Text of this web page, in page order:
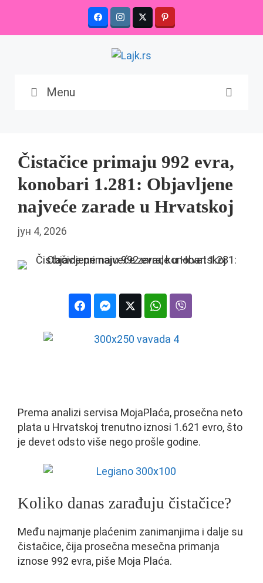
content
Menu
Čistačice primaju 992 evra,
konobari 1.281: Objavljene
najveće zarade u Hrvatskoj
јун 4, 2026
Prema analizi servisa MojaPlaća, prosečna neto
plata u Hrvatskoj trenutno iznosi 1.621 evro, što
je devet odsto više nego prošle godine.
Koliko danas zarađuju čistačice?
Među najmanje plaćenim zanimanjima i dalje su
čistačice, čija prosečna mesečna primanja
iznose 992 evra, piše Moja Plaća.